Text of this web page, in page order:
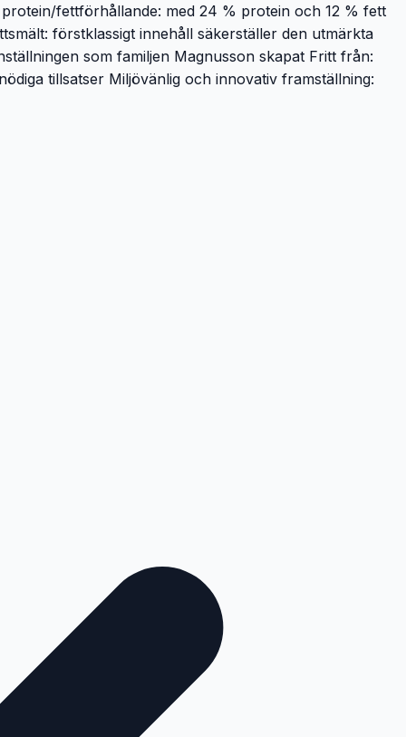
fettförhållande: med 24 % protein och 12 % fett
förstklassigt innehåll säkerställer den utmärkta
som familjen Magnusson skapat Fritt från:
tillsatser Miljövänlig och innovativ framställning: